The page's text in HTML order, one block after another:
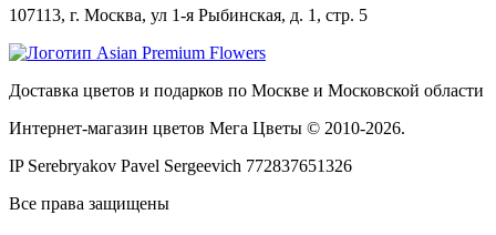
107113, г. Москва, ул 1-я Рыбинская, д. 1, стр. 5
Доставка цветов и подарков по Москве и Московской области
Интернет-магазин цветов Мега Цветы © 2010-2026.
IP Serebryakov Pavel Sergeevich 772837651326
Все права защищены